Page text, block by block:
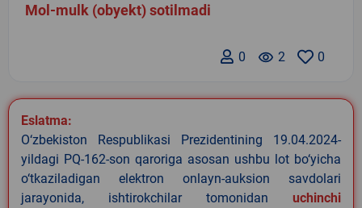
Mol-mulk (obyekt) sotilmadi
0
remove_red_eye 2
0
Eslatma:
O‘zbekiston Respublikasi Prezidentining 19.04.2024-
yildagi PQ-162-son qaroriga asosan ushbu lot bo‘yicha
o‘tkaziladigan elektron onlayn-auksion savdolari
jarayonida, ishtirokchilar tomonidan uchinchi